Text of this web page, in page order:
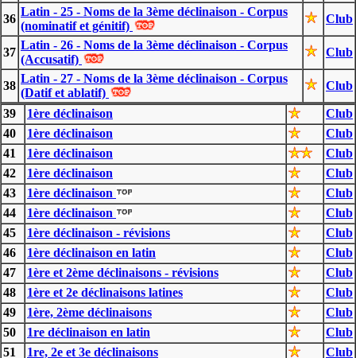
36
Latin - 25 - Noms de la 3ème déclinaison - Corpus
(nominatif et génitif)
Club
37
Latin - 26 - Noms de la 3ème déclinaison - Corpus
(Accusatif)
Club
38
Latin - 27 - Noms de la 3ème déclinaison - Corpus
(Datif et ablatif)
Club
39 1ère déclinaison
Club
40
1ère déclinaison
Club
41
1ère déclinaison
Club
42
1ère déclinaison
Club
43
1ère déclinaison
Club
44
1ère déclinaison
Club
45
1ère déclinaison - révisions
Club
46
1ère déclinaison en latin
Club
47
1ère et 2ème déclinaisons - révisions
Club
48
1ère et 2e déclinaisons latines
Club
49
1ère, 2ème déclinaisons
Club
50
1re déclinaison en latin
Club
51
1re, 2e et 3e déclinaisons
Club